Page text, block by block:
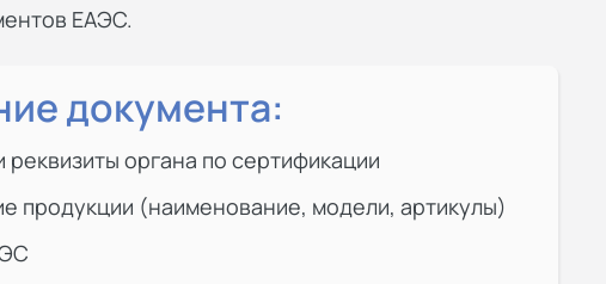
ЕАЭС.
документа:
органа по сертификации
продукции (наименование, модели, артикулы)